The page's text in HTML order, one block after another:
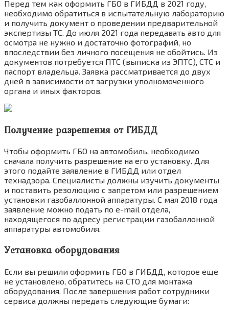
Перед тем как оформить ГБО в ГИБДД в 2021 году,
необходимо обратиться в испытательную лабораторию
и получить документ о проведении предварительной
экспертизы ТС. До июля 2021 года передавать авто для
осмотра не нужно и достаточно фотографий, но
впоследствии без личного посещения не обойтись. Из
документов потребуется ПТС (выписка из ЭПТС), СТС и
паспорт владельца. Заявка рассматривается до двух
дней в зависимости от загрузки уполномоченного
органа и иных факторов.
Получение разрешения от ГИБДД
Чтобы оформить ГБО на автомобиль, необходимо
сначала получить разрешение на его установку. Для
этого подайте заявление в ГИБДД или отдел
технадзора. Специалисты должны изучить документы
и поставить резолюцию с запретом или разрешением
установки газобаллонной аппаратуры. С мая 2018 года
заявление можно подать по e-mail отдела,
находящегося по адресу регистрации газобаллонной
аппаратуры автомобиля.
Установка оборудования
Если вы решили оформить ГБО в ГИБДД, которое еще
не установлено, обратитесь на СТО для монтажа
оборудования. После завершения работ сотрудники
сервиса должны передать следующие бумаги: